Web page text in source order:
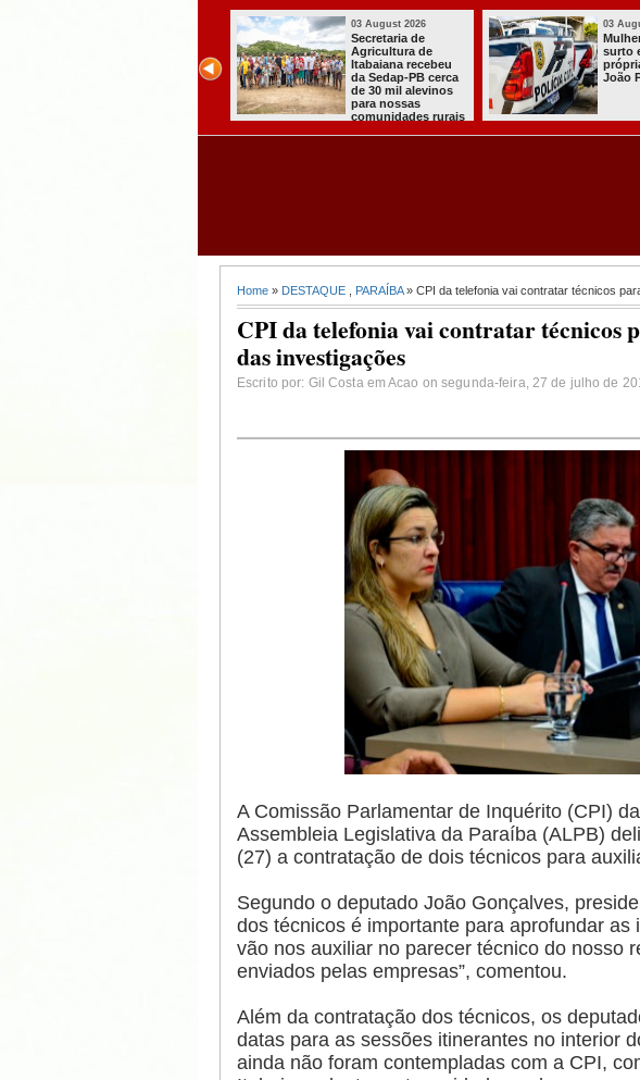
03 August 2026
Secretaria de
Agricultura de
Itabaiana recebeu
da Sedap-PB cerca
de 30 mil alevinos
para nossas
comunidades rurais
03
surto
João
Home » DESTAQUE PARAÍBA» CPI da telefonia vai contratar técnicos
CPI da telefonia vai contratar técnicos
das investigações
Escrito por: Gil Costa em Acao on segunda-feira, 27 de julho de
A Comissão Parlamentar de Inquérito (CPI)
Assembleia Legislativa da Paraíba (ALPB)
(27) a contratação de dois técnicos para
Segundo o deputado João Gonçalves,
dos técnicos é importante para aprofundar as
vão nos auxiliar no parecer técnico do nosso
enviados pelas empresas”, comentou.
Além da contratação dos técnicos, os
datas para as sessões itinerantes no interior
ainda não foram contempladas com a CPI,